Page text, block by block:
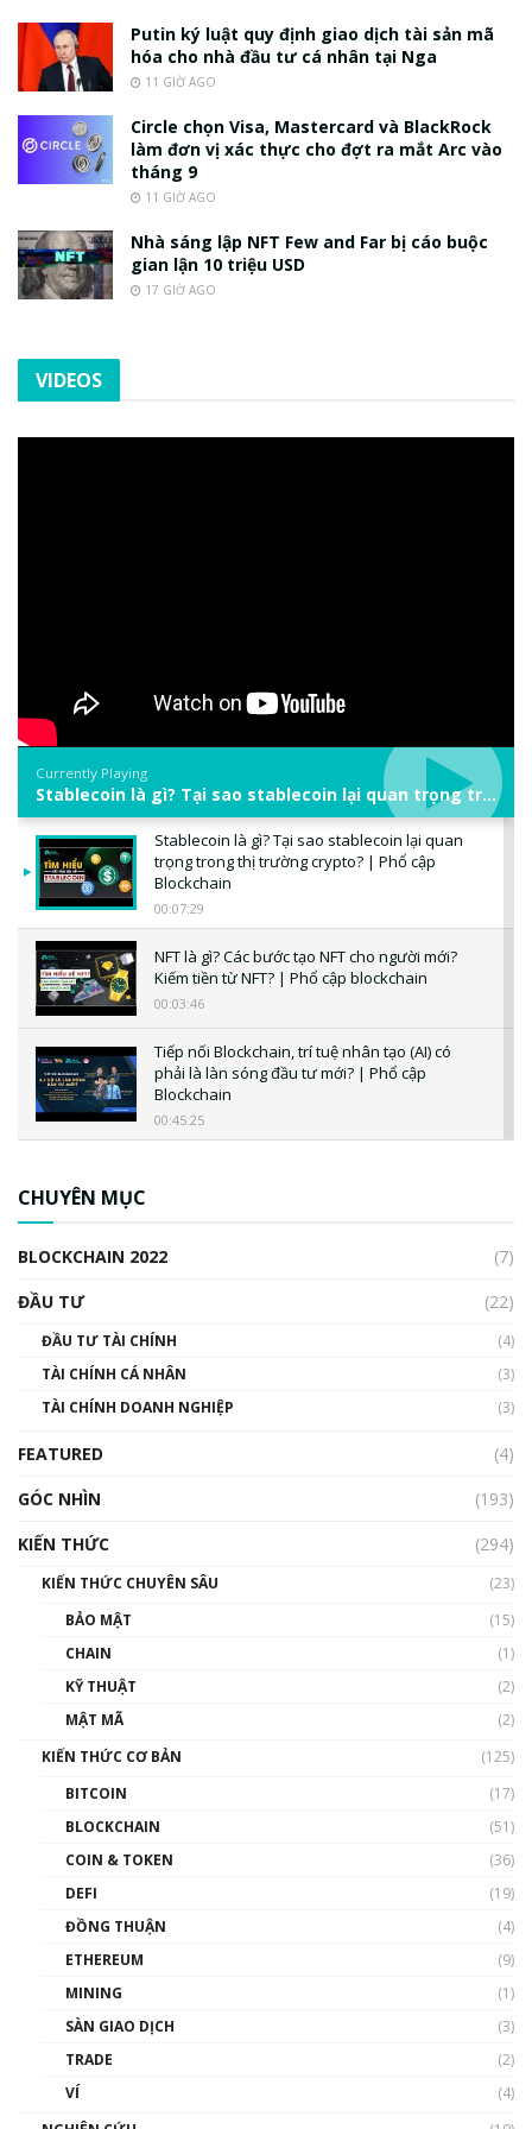
Putin ký luật quy định giao dịch tài sản mã
hóa cho nhà đầu tư cá nhân tại Nga
11 GIỜ AGO
Circle chọn Visa, Mastercard và BlackRock
làm đơn vị xác thực cho đợt ra mắt Arc vào
tháng 9
11 GIỜ AGO
Nhà sáng lập NFT Few and Far bị cáo buộc
gian lận 10 triệu USD
17 GIỜ AGO
VIDEOS
Currently Playing
Stablecoin là gì? Tại sao stablecoin lại quan trọng trong thị trường crypto? | Phổ cập Blockchain
Stablecoin là gì? Tại sao stablecoin lại quan
trọng trong thị trường crypto? | Phổ cập
Blockchain
00:07:29
NFT là gì? Các bước tạo NFT cho người mới?
Kiếm tiền từ NFT? | Phổ cập blockchain
00:03:46
Tiếp nối Blockchain, trí tuệ nhân tạo (AI) có
phải là làn sóng đầu tư mới? | Phổ cập
Blockchain
00:45:25
00:02:14
Nhìn lại năm 2022: Những sự kiện ảnh hưởng
đến hệ sinh thái tiền mã hoá | Phổ cập
00:43:47
như thể nào?
00:39:31
Phổ cập Blockchain
thống & Crypto qua các cuộc chiến | Phổ cập
CHUYÊN MỤC
BLOCKCHAIN 2022
(7)
ĐẦU TƯ
(22)
ĐẦU TƯ TÀI CHÍNH
(4)
TÀI CHÍNH CÁ NHÂN
(3)
TÀI CHÍNH DOANH NGHIỆP
(3)
FEATURED
(4)
GÓC NHÌN
(193)
KIẾN THỨC
(294)
KIẾN THỨC CHUYÊN SÂU
(23)
BẢO MẬT
(15)
CHAIN
(1)
KỸ THUẬT
(2)
MẬT MÃ
(2)
KIẾN THỨC CƠ BẢN
(125)
BITCOIN
(17)
BLOCKCHAIN
(51)
COIN & TOKEN
(36)
DEFI
(19)
ĐỒNG THUẬN
(4)
ETHEREUM
(9)
MINING
(1)
SÀN GIAO DỊCH
(3)
TRADE
(2)
VÍ
(4)